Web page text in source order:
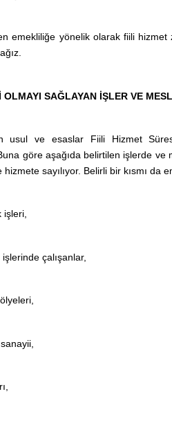
emekliliğe yönelik olarak fiili hizmet
OLMAYI SAĞLAYAN İŞLER VE
usul ve esaslar Fiili Hizmet
göre aşağıda belirtilen işlerde ve
hizmete sayılıyor. Belirli bir kısmı
işleri,
işlerinde çalışanlar,